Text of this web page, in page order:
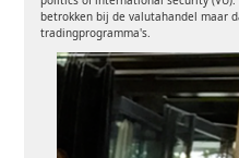
betrokken bij de valutahandel maar
tradingprogramma's.